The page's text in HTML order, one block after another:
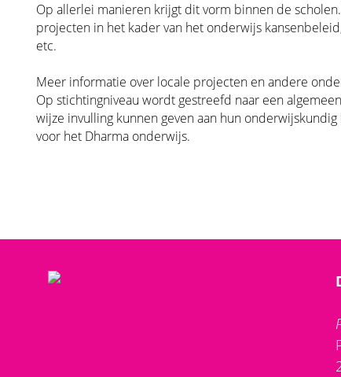
Op allerlei manieren krijgt dit vorm binnen de
projecten in het kader van het onderwijs
etc.
Meer informatie over locale projecten en andere
Op stichtingniveau wordt gestreefd naar een
wijze invulling kunnen geven aan hun
voor het Dharma onderwijs.